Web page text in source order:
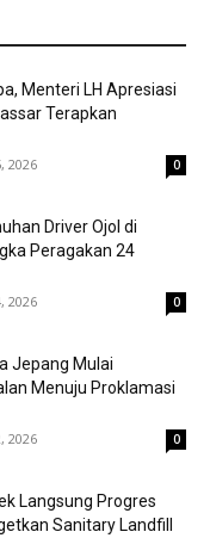
Menteri LH Apresiasi
Terapkan
2026 0
Driver Ojol di
Peragakan 24
2026 0
Jepang Mulai
Menuju Proklamasi
2026 0
Langsung Progres
Sanitary Landfill